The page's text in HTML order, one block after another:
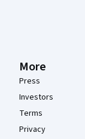
More
Press
Investors
Terms
Privacy